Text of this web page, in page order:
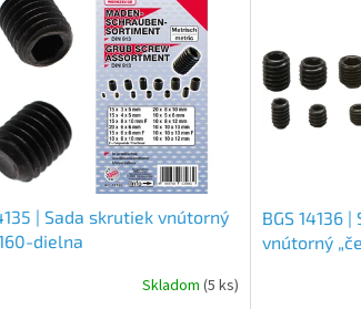
| Sada skrutiek vnútorný
dielna
Skladom (5 ks)
BGS 14136
vnútorný